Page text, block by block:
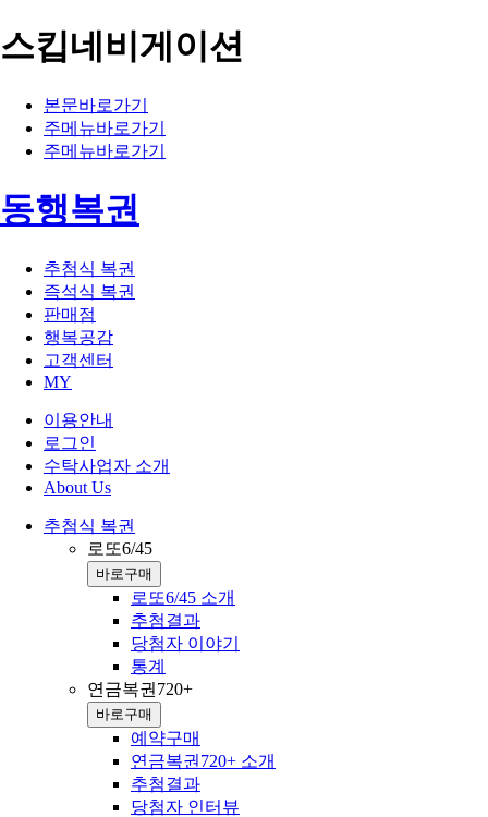
스킵네비게이션
본문바로가기
주메뉴바로가기
주메뉴바로가기
동행복권
추첨식 복권
즉석식 복권
판매점
행복공감
고객센터
MY
이용안내
로그인
수탁사업자 소개
About Us
추첨식 복권
로또6/45
바로구매
로또6/45 소개
추첨결과
당첨자 이야기
통계
연금복권720+
바로구매
예약구매
연금복권720+ 소개
추첨결과
당첨자 인터뷰